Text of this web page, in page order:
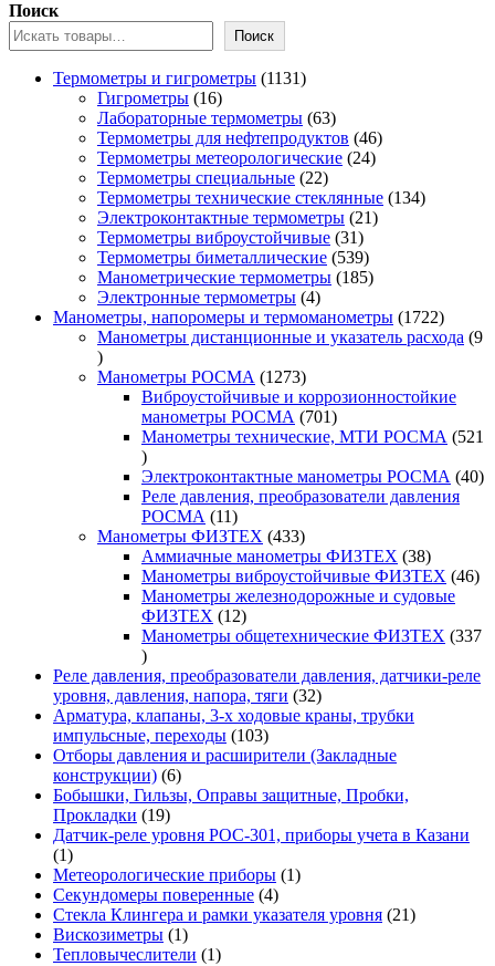
Поиск
Поиск
Термометры и гигрометры 11311131
Гигрометры 1616
товаров
Лабораторные термометры 6363
товара
Термометры для нефтепродуктов 4646
Термометры метеорологические 2424
Термометры специальные 2222
товара
Термометры технические стеклянные 134134
Электроконтактные термометры 2121
Термометры виброустойчивые 3131
товар
Термометры биметаллические 539539
товаров
Манометрические термометры 185185
Электронные термометры 44
товара
Манометры, напоромеры и термоманометры 17221722
товара
Манометры дистанционные и указатель расхода 9
9
товаров
Манометры РОСМА 12731273
товара
Виброустойчивые и коррозионностойкие
манометры РОСМА
701701
товар
Манометры технические, МТИ РОСМА
521
521
товар
Электроконтактные манометры РОСМА 4040
Реле давления, преобразователи давления
РОСМА
1111
товаров
Манометры ФИЗТЕХ 433433
товара
Аммиачные манометры ФИЗТЕХ 3838
товаров
Манометры виброустойчивые ФИЗТЕХ 4646
Манометры железнодорожные и судовые
ФИЗТЕХ
1212
товаров
Манометры общетехнические ФИЗТЕХ 337
337
товаров
Реле давления, преобразователи давления, датчики-реле
уровня, давления, напора, тяги 3232
товара
Арматура, клапаны, 3-х ходовые краны, трубки
импульсные, переходы 103103
товара
Отборы давления и расширители (Закладные
конструкции) 66
товаров
Бобышки, Гильзы, Оправы защитные, Пробки,
Прокладки
1919
товаров
Датчик-реле уровня РОС-301, приборы учета в Казани
11
товар
Метеорологические приборы 11
Секундомеры поверенные 44
товара
Стекла Клингера и рамки указателя уровня 2121
Вискозиметры 11
товар
Тепловычеслители 11